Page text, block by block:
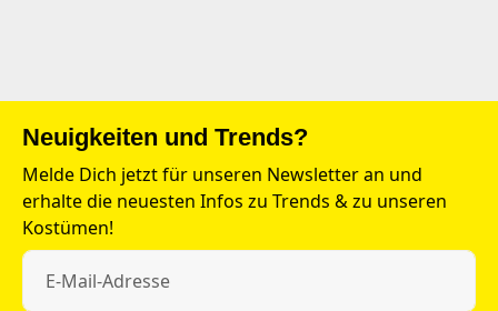
Neuigkeiten und Trends?
Melde Dich jetzt für unseren Newsletter an und
erhalte die neuesten Infos zu Trends & zu unseren
Kostümen!